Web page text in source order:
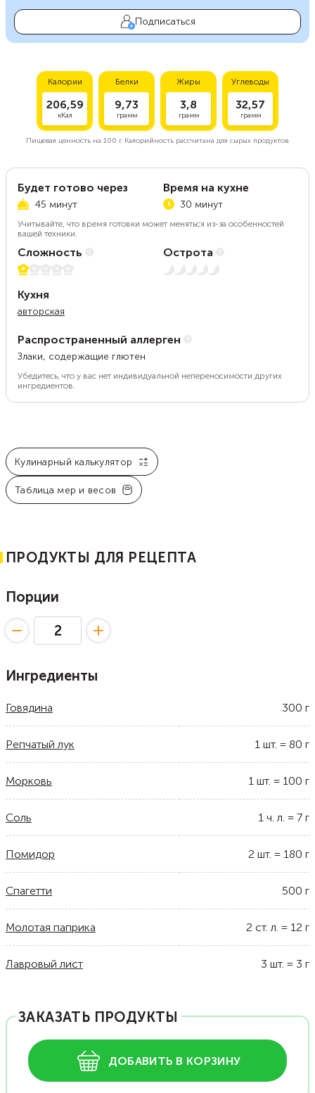
Подписаться
Калории
206,59
кКал
Белки
9,73
грамм
Жиры
3,8
грамм
Углеводы
32,57
грамм
Пищевая ценность на 100 г.Калорийность рассчитана для сырых продуктов.
Будет готово через
45 минут
Время на кухне
30 минут
Учитывайте, что время готовки может меняться из-за особенностей
вашей техники.
Сложность
1 из 5
Острота
Нет остроты
Кухня
авторская
Распространенный аллерген
Злаки, содержащие глютен
Убедитесь, что у вас нет индивидуальной непереносимости других
ингредиентов.
Кулинарный калькулятор
Таблица мер и весов
ПРОДУКТЫ ДЛЯ РЕЦЕПТА
Порции
Ингредиенты
Говядина 300 г
Репчатый лук 1 шт. = 80 г
Морковь 1 шт. = 100 г
Соль 1 ч. л. = 7 г
Помидор 2 шт. = 180 г
Спагетти 500 г
Молотая паприка 2 ст. л. = 12 г
Лавровый лист 3 шт. = 3 г
ЗАКАЗАТЬ ПРОДУКТЫ
ДОБАВИТЬ В КОРЗИНУ